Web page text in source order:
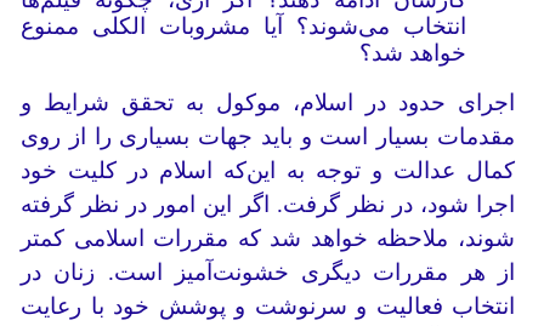
انتخاب می‌شوند؟ آیا مشروبات الکلی ممنوع
خواهد شد؟
اجرای حدود در اسلام، موکول به تحقق شرایط و
مقدمات بسیار است و باید جهات بسیاری را از روی
کمال عدالت و توجه به این‌که اسلام در کلیت خود
اجرا شود، در نظر گرفت. اگر این امور در نظر گرفته
شوند، ملاحظه خواهد شد که مقررات اسلامی کمتر
از هر مقررات دیگری خشونت‌آمیز است. زنان در
انتخاب فعالیت و سرنوشت و پوشش خود با رعایت